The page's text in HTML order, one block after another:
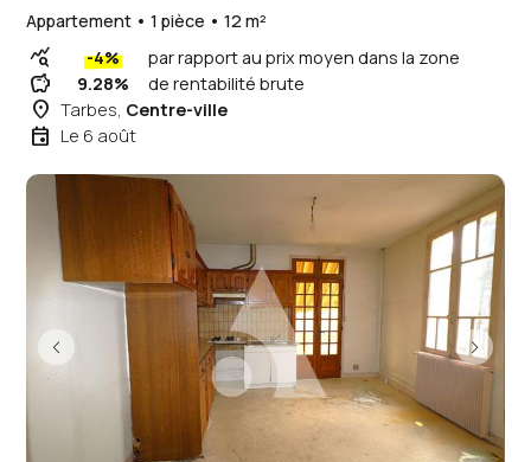
Appartement • 1 pièce • 12 m²
query_stats -4% par rapport au prix moyen dans la zone
savings 9.28% de rentabilité brute
place Tarbes, Centre-ville
event Le 6 août